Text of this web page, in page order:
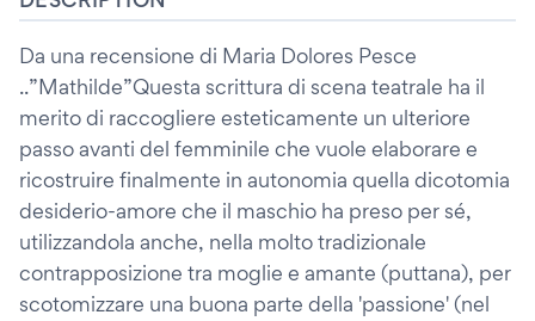
Da una recensione di Maria Dolores Pesce
..”Mathilde”Questa scrittura di scena teatrale ha il
merito di raccogliere esteticamente un ulteriore
passo avanti del femminile che vuole elaborare e
ricostruire finalmente in autonomia quella dicotomia
desiderio-amore che il maschio ha preso per sé,
utilizzandola anche, nella molto tradizionale
contrapposizione tra moglie e amante (puttana), per
scotomizzare una buona parte della 'passione' (nel